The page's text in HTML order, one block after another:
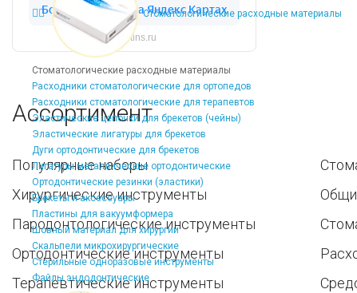
Стоматологические расходные материалы
Стоматологические расходные материалы
Расходники стоматологические для ортопедов
Расходники стоматологические для терапевтов
Эластические цепочки для брекетов (чейны)
Эластические лигатуры для брекетов
Дуги ортодонтические для брекетов
Лигатуры металлические ортодонтические
Ортодонтические резинки (эластики)
Брекеты и аксессуары
Пластины для вакуумформера
Шовный материал для хирургии
Скальпели микрохирургические
Стерильные одноразовые инструменты
Файлы эндодонтические
Dentins.ru
Ассортимент
Популярные наборы
Хирургические инструменты
Пародонтологические инструменты
Ортодонтические инструменты
Терапевтические инструменты